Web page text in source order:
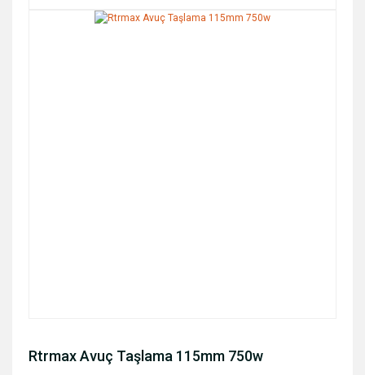
Rtrmax Avuç Taşlama 115mm 750w